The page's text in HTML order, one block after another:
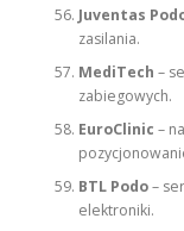
Juventas
zasilania.
MediTech –
zabiegowych.
EuroClinic –
BTL Podo–
elektroniki.